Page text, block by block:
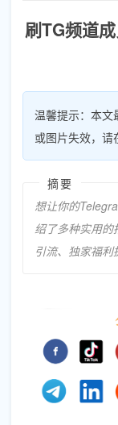
刷TG频道
温馨提示：本文
或图片失效，请
摘要
想让你的
绍了多种实用
引流、独家福利